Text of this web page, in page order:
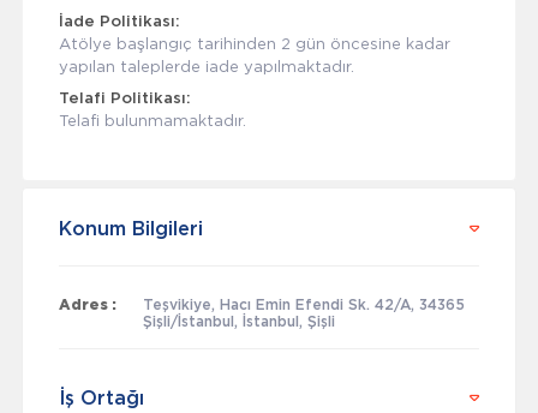
İade Politikası:
Atölye başlangıç tarihinden 2 gün öncesine kadar
yapılan taleplerde iade yapılmaktadır.
Telafi Politikası:
Telafi bulunmamaktadır.
Konum Bilgileri
Adres :
Teşvikiye, Hacı Emin Efendi Sk. 42/A, 34365
Şişli/İstanbul, İstanbul, Şişli
İş Ortağı